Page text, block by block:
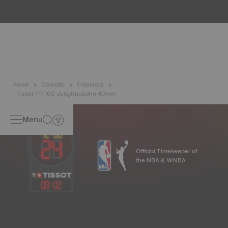
Home Coleção
Clássicos
Tissot PR 100 Jungfraubahn 40mm
Menu
08:02
Official Timekeeper of
the NBA & WNBA